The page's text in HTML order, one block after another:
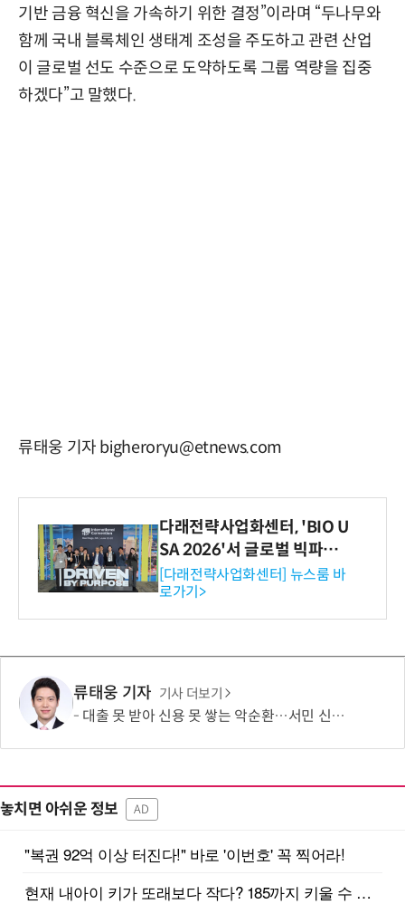
기반 금융 혁신을 가속하기 위한 결정”이라며 “두나무와
함께 국내 블록체인 생태계 조성을 주도하고 관련 산업
이 글로벌 선도 수준으로 도약하도록 그룹 역량을 집중
하겠다”고 말했다.
류태웅 기자 bigheroryu@etnews.com
다래전략사업화센터, 'BIO U
SA 2026'서 글로벌 빅파마
와의 비즈니스 미팅 지원…K
-바이오 해외 진출 교두보 확
보
[다래전략사업화센터] 뉴스룸 바
로가기>
류태웅 기자 기사 더보기
대출 못 받아 신용 못 쌓는 악순환…서민 신용평가 사각지대 메운다
놓치면 아쉬운 정보 AD